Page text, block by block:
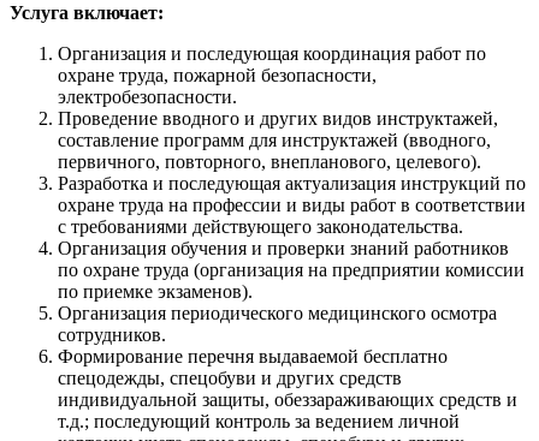
Услуга включает:
Организация и последующая координация работ по
охране труда, пожарной безопасности,
электробезопасности.
Проведение вводного и других видов инструктажей,
составление программ для инструктажей (вводного,
первичного, повторного, внепланового, целевого).
Разработка и последующая актуализация инструкций по
охране труда на профессии и виды работ в соответствии
с требованиями действующего законодательства.
Организация обучения и проверки знаний работников
по охране труда (организация на предприятии комиссии
по приемке экзаменов).
Организация периодического медицинского осмотра
сотрудников.
Формирование перечня выдаваемой бесплатно
спецодежды, спецобуви и других средств
индивидуальной защиты, обеззараживающих средств и
т.д.; последующий контроль за ведением личной